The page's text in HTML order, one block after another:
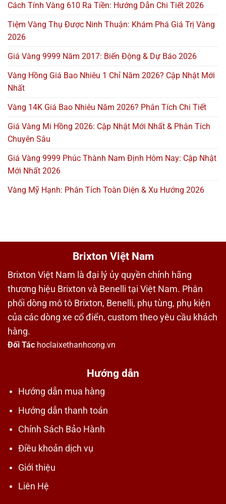
Cách Tính Vàng 610 Ra Tiền: Hướng Dẫn Chi Tiết 2026
Tiệm Vàng Thụ Được Ninh Thuận: Khám Phá Giá Trị Vàng
2026
Giá Vàng 9999 Năm 2017: Biến Động & Dự Báo 2026
Vàng Hồng Giá Bao Nhiêu 1 Chỉ Năm 2026? Cập Nhật Mới
Nhất
Vàng 14K Giá Bao Nhiêu Năm 2026? Phân Tích Chi Tiết
Giá Vàng Mi Hồng 2026: Cập Nhật Mới Nhất & Phân Tích
Chuyên Sâu
Giá Vàng 9999 Phúc Thành Nam Định Hôm Nay: Cập Nhật
Mới Nhất 2026
Vàng Mỹ Hạnh: Phân Tích Toàn Diện & Xu Hướng 2026
Brixton Việt Nam
Brixton Việt Nam là đại lý ủy quyền chính hãng
thương hiệu Brixton và Benelli tại Việt Nam. Phân
phối dòng mô tô Brixton, Benelli, phụ tùng, phụ kiện
của các dòng xe cổ điển, custom theo yêu cầu khách
hàng.
Đối Tác hoclaixethanhcong.vn
Hướng dẫn
Hướng dẫn mua hàng
Hướng dẫn thanh toán
Chính Sách Bảo Hành
Điều khoản dịch vụ
Giới thiệu
Liên Hệ